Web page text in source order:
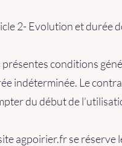
2- Evolution et durée
présentes conditions
indéterminée. Le
du début de
agpoirier.fr se réserve